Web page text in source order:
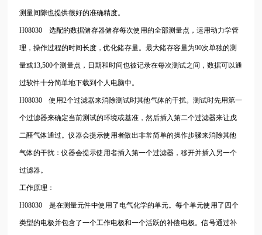
测量间隙也提供很好的准确精度。
H08030 选配的数据储存器储存每次使用的全部测量点，运用动力学管
理，操作过程的时间长度，优化储存量。最大储存容量为90次单独的测
量或13,500个测量点，日期和时间也被记录在每次测试之间，数据可以通
过软件十分简单地下载到个人电脑中。
H08030 使用2个过滤器来消除测试时其他气体的干扰。测试时先用第一
个过滤器来确定当前测试的环境或基准，然后插入第二个过滤器来让戊
二醛气体通过。仪器会提示使用者做出非常简单的操作步骤来消除其他
气体的干扰：仪器会提示使用者插入第一个过滤器，移开并插入另一个
过滤器。
工作原理：
H08030 是在测量元件中使用了电气化学的单元。每个单元使用了四个
类型的电极并包含了一个工作电极和一个活跃的补偿电极。信号通过补